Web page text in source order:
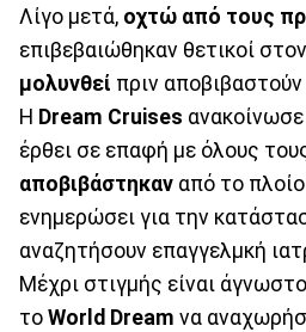
Λίγο μετά, οχτώ από τους
επιβεβαιώθηκαν θετικοί
μολυνθεί πριν
Η Dream Cruises
έρθει σε επαφή με όλους
αποβιβάστηκαν από το
ενημερώσει για την
αναζητήσουν επαγγελμκή
Μέχρι στιγμής είναι
το World Dream να